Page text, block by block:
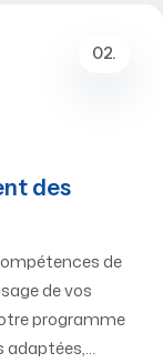
02.
des
de
de vos
programme
adaptées,…